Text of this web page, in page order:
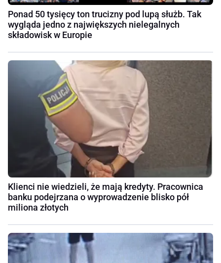
Ponad 50 tysięcy ton trucizny pod lupą służb. Tak
wygląda jedno z największych nielegalnych
składowisk w Europie
Klienci nie wiedzieli, że mają kredyty. Pracownica
banku podejrzana o wyprowadzenie blisko pół
miliona złotych